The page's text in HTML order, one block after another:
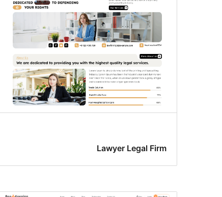
Lawyer Legal Firm